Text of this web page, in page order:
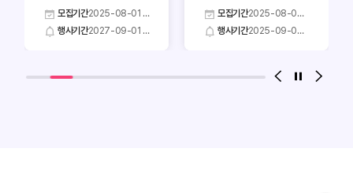
모집기간2025-08-01 ~
2027-10-30
행사기간2027-09-01 ~
참가자 모집
모집기간2025-08-03
~ 2025-08-20
행사기간2025-09-06
이전 슬라이
슬라이드